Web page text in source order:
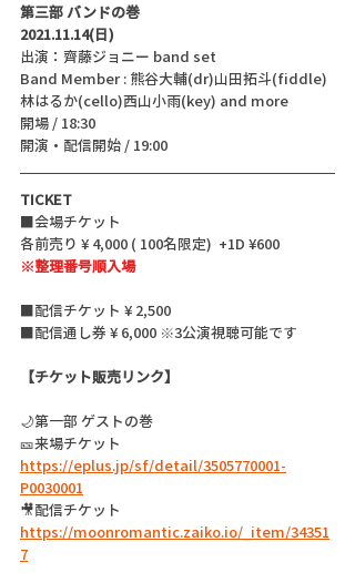
第三部 バンドの巻
2021.11.14(日)
出演：齊藤ジョニー band set
Band Member : 熊谷大輔(dr)山田拓斗(fiddle)
林はるか(cello)西山小雨(key) and more
開場 / 18:30
開演・配信開始 / 19:00
TICKET
■会場チケット
各前売り ¥ 4,000 ( 100名限定)  +1D ¥600
※整理番号順入場
■配信チケット ¥ 2,500
■配信通し券 ¥ 6,000 ※3公演視聴可能です
【チケット販売リンク】
🌙第一部 ゲストの巻
🎫来場チケット
https://eplus.jp/sf/detail/3505770001-
P0030001
🎥配信チケット
https://moonromantic.zaiko.io/_item/34351
7